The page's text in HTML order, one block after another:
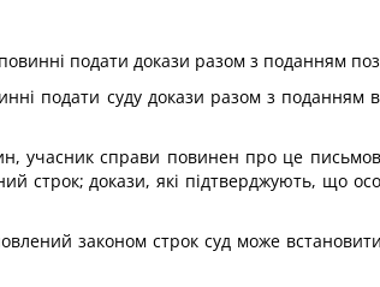
подати докази разом з поданням
подати суду докази разом з поданням
учасник справи повинен про це
докази, які підтверджують, що
законом строк суд може